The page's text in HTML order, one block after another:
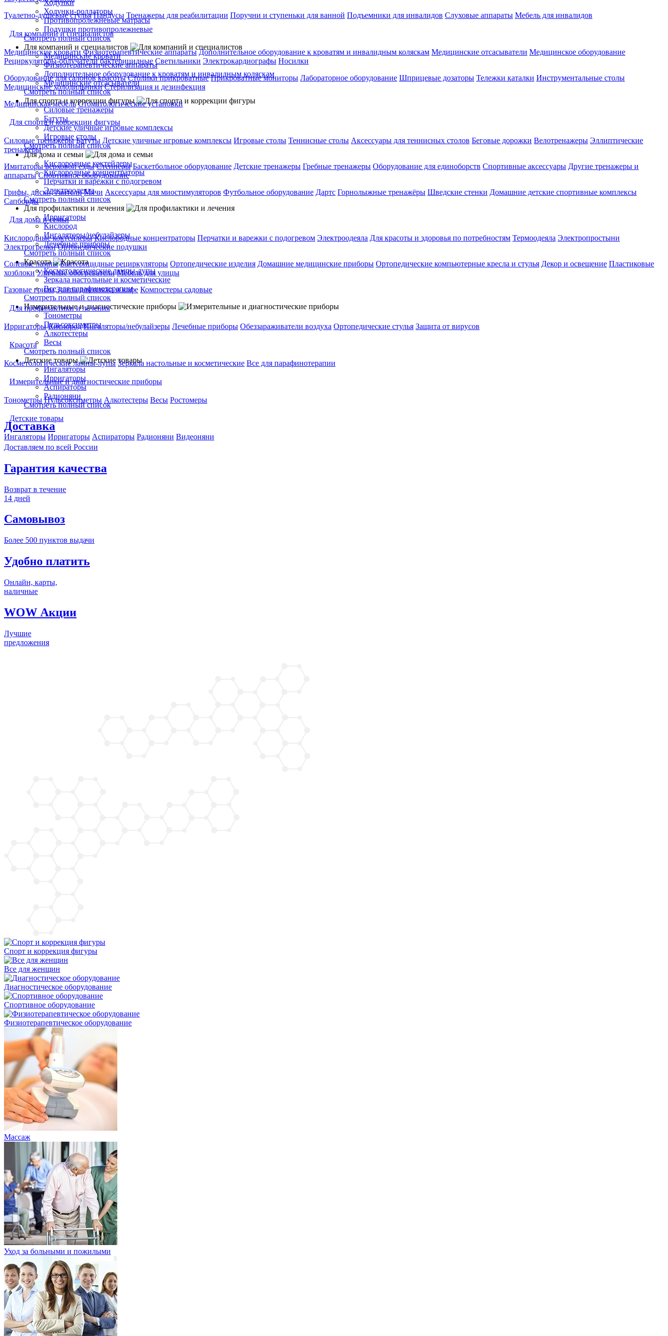
Туалетно-душевые стулья Пандусы Тренажеры для реабилитации Поручни и ступеньки для ванной Подъемники для инвалидов Слуховые аппараты Мебель для инвалидов
Для компаний и специалистов
Медицинские кровати Физиотерапевтические аппараты Дополнительное оборудование к кроватям и инвалидным коляскам Медицинские отсасыватели Медицинское оборудование
Рециркуляторы-облучатели бактерицидные Светильники Электрокардиографы Носилки
Оборудование для салонов красоты Столики прикроватные Прикроватные мониторы Лабораторное оборудование Шприцевые дозаторы Тележки каталки Инструментальные столы
Медицинские холодильники Стерилизация и дезинфекция
Медицинская мебель Стоматологические установки
Для спорта и коррекции фигуры
Силовые тренажеры Батуты Детские уличные игровые комплексы Игровые столы Теннисные столы Аксессуары для теннисных столов Беговые дорожки Велотренажеры Эллиптические
тренажеры
Имитаторы верховой езды Степперы Баскетбольное оборудование Детские тренажеры Гребные тренажеры Оборудование для единоборств Спортивные аксессуары Другие тренажеры и
аппараты Спортивное оборудование
Грифы, диски, гантели Мячи Аксессуары для миостимуляторов Футбольное оборудование Дартс Горнолыжные тренажёры Шведские стенки Домашние детские спортивные комплексы
Сапборды
Для дома и семьи
Кислородные коктейлеры Кислородные концентраторы Перчатки и варежки с подогревом Электроодеяла Для красоты и здоровья по потребностям Термоодеяла Электропростыни
Электрогрелки Ортопедические подушки
Солевые лампы Бактерицидные рециркуляторы Ортопедические изделия Домашние медицинские приборы Ортопедические компьютерные кресла и стулья Декор и освещение Пластиковые
хозблоки Уличные обогреватели Мебель для улицы
Газовые грили Зонты для пляжа и кафе Компостеры садовые
Для профилактики и лечения
Ирригаторы Кислород Ингаляторы/небулайзеры Лечебные приборы Обеззараживатели воздуха Ортопедические стулья Защита от вирусов
Красота
Косметологические лампы-лупы Зеркала настольные и косметические Все для парафинотерапии
Измерительные и диагностические приборы
Тонометры Пульсоксиметры Алкотестеры Весы Ростомеры
Детские товары
Ингаляторы Ирригаторы Аспираторы Радионяни Видеоняни
Ходунки
Ходунки-роллаторы
Противопролежневые матрасы
Подушки противопролежневые
Смотреть полный список
Для компаний и специалистов
Медицинские кровати
Физиотерапевтические аппараты
Дополнительное оборудование к кроватям и инвалидным коляскам
Медицинские отсасыватели
Смотреть полный список
Для спорта и коррекции фигуры
Силовые тренажеры
Батуты
Детские уличные игровые комплексы
Игровые столы
Смотреть полный список
Для дома и семьи
Кислородные коктейлеры
Кислородные концентраторы
Перчатки и варежки с подогревом
Электроодеяла
Смотреть полный список
Для профилактики и лечения
Ирригаторы
Кислород
Ингаляторы/небулайзеры
Лечебные приборы
Смотреть полный список
Красота
Косметологические лампы-лупы
Зеркала настольные и косметические
Все для парафинотерапии
Смотреть полный список
Измерительные и диагностические приборы
Тонометры
Пульсоксиметры
Алкотестеры
Весы
Смотреть полный список
Детские товары
Ингаляторы
Ирригаторы
Аспираторы
Радионяни
Смотреть полный список
Доставка
Доставляем по всей России
Гарантия качества
Возврат в течение
14 дней
Самовывоз
Более 500 пунктов выдачи
Удобно платить
Онлайн, карты,
наличные
WOW Акции
Лучшие
предложения
Cпорт и коррекция фигуры
Bсе для женщин
Диагностическое оборудование
Cпортивное оборудование
Физиотерапевтическое оборудование
Массаж
Уход за больными и пожилыми